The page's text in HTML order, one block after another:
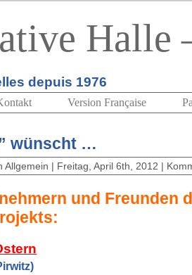
Halle
depuis 1976
Version Française
wünscht …
Allgemein | Freitag, April 6th, 2012 |
und Freunden